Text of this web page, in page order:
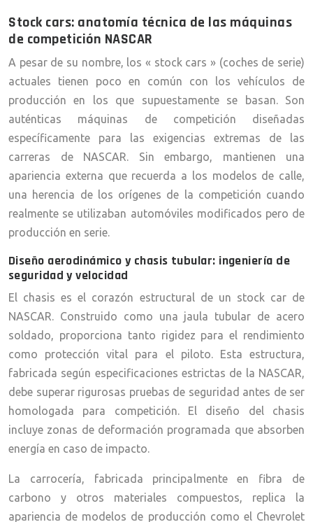
Stock cars: anatomía técnica de las máquinas
de competición NASCAR
A pesar de su nombre, los « stock cars » (coches de serie)
actuales tienen poco en común con los vehículos de
producción en los que supuestamente se basan. Son
auténticas máquinas de competición diseñadas
específicamente para las exigencias extremas de las
carreras de NASCAR. Sin embargo, mantienen una
apariencia externa que recuerda a los modelos de calle,
una herencia de los orígenes de la competición cuando
realmente se utilizaban automóviles modificados pero de
producción en serie.
Diseño aerodinámico y chasis tubular: ingeniería de
seguridad y velocidad
El chasis es el corazón estructural de un stock car de
NASCAR. Construido como una jaula tubular de acero
soldado, proporciona tanto rigidez para el rendimiento
como protección vital para el piloto. Esta estructura,
fabricada según especificaciones estrictas de la NASCAR,
debe superar rigurosas pruebas de seguridad antes de ser
homologada para competición. El diseño del chasis
incluye zonas de deformación programada que absorben
energía en caso de impacto.
La carrocería, fabricada principalmente en fibra de
carbono y otros materiales compuestos, replica la
apariencia de modelos de producción como el Chevrolet